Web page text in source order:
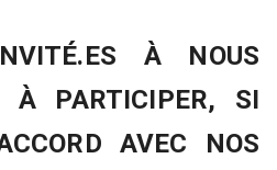
À NOUS
À PARTICIPER, SI
AVEC NOS